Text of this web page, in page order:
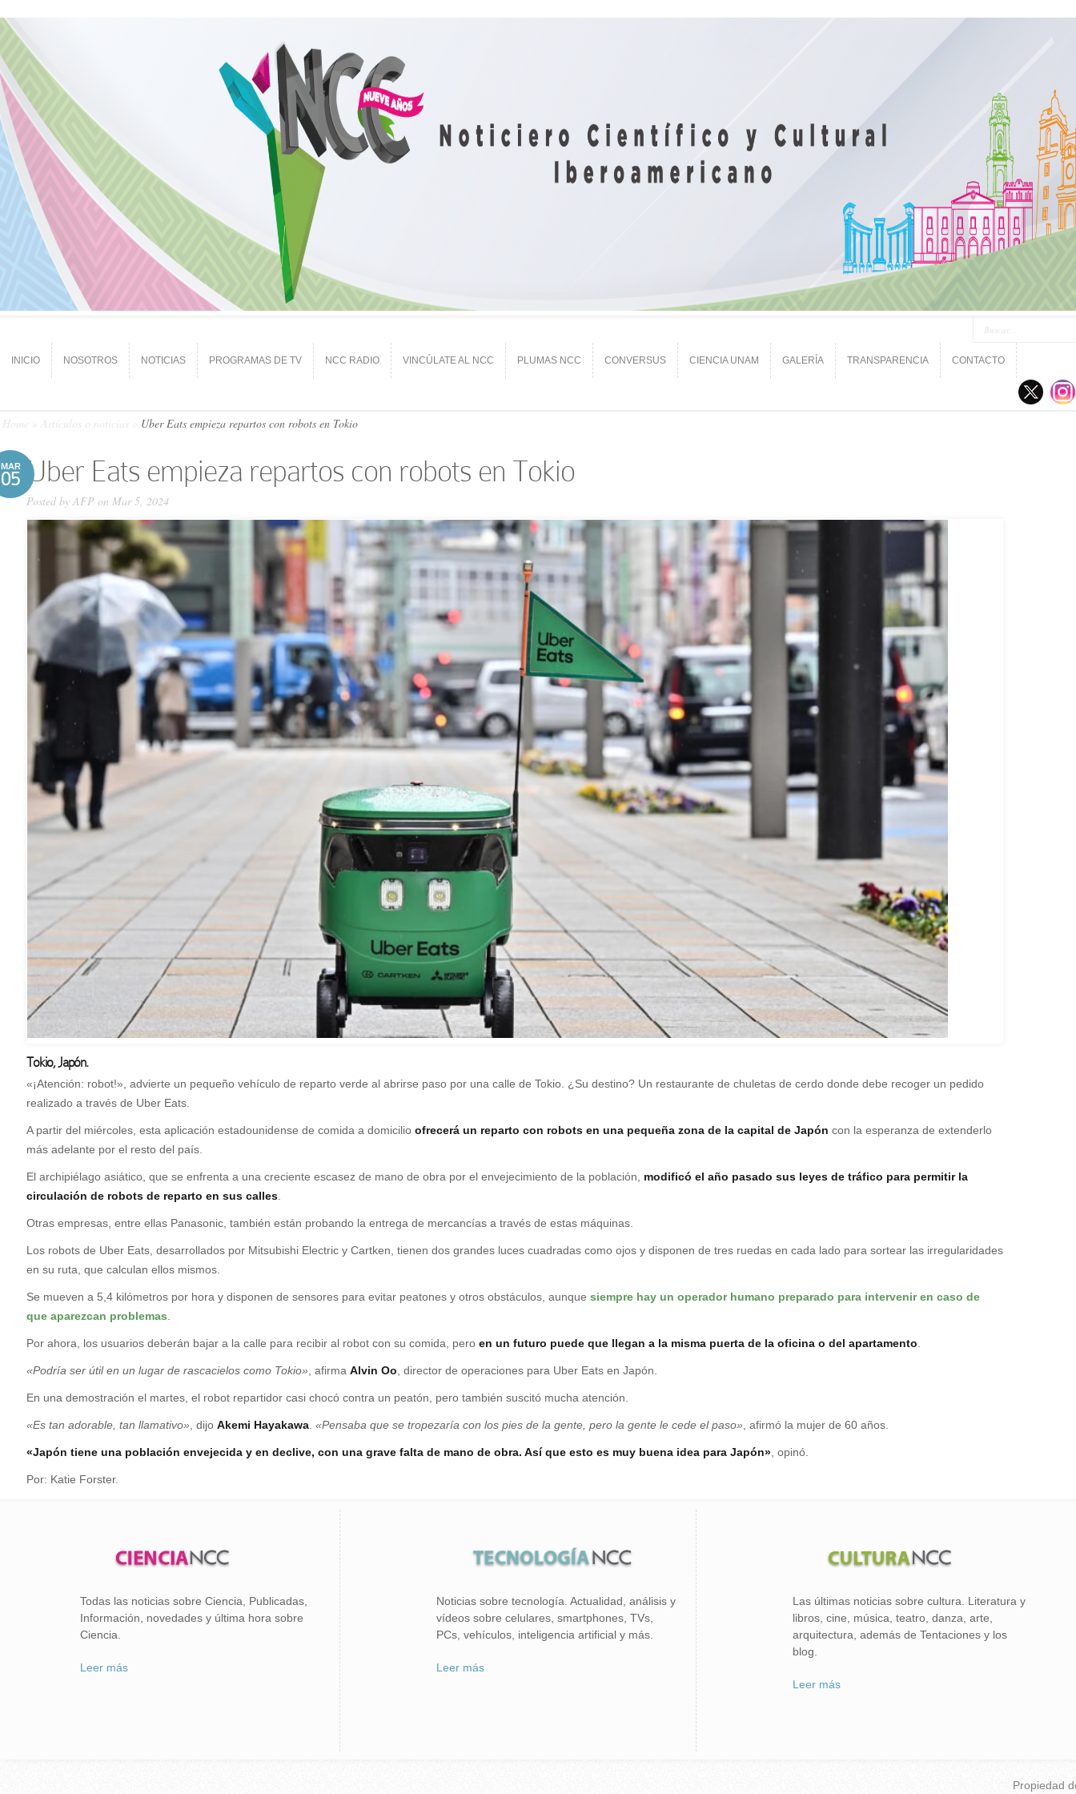
INICIO NOSOTROS NOTICIAS PROGRAMAS DE TV NCC RADIO VINCÚLATE AL NCC PLUMAS NCC CONVERSUS CIENCIA UNAM GALERÍA TRANSPARENCIA CONTACTO
Home Artículos o noticias Uber Eats empieza repartos con robots en Tokio
MAR
05 Uber Eats empieza repartos con robots en Tokio
Posted by AFP on Mar 5, 2024
Tokio, Japón.
«¡Atención: robot!», advierte un pequeño vehículo de reparto verde al abrirse paso por una calle de Tokio. ¿Su destino? Un restaurante de chuletas de cerdo donde debe recoger un pedido
realizado a través de Uber Eats.
A partir del miércoles, esta aplicación estadounidense de comida a domicilio ofrecerá un reparto con robots en una pequeña zona de la capital de Japón con la esperanza de extenderlo
más adelante por el resto del país.
El archipiélago asiático, que se enfrenta a una creciente escasez de mano de obra por el envejecimiento de la población,
modificó el año pasado sus leyes de tráfico para permitir la
circulación de robots de reparto en sus calles
Otras empresas, entre ellas Panasonic, también están probando la entrega de mercancías a través de estas máquinas.
Los robots de Uber Eats, desarrollados por Mitsubishi Electric y Cartken, tienen dos grandes luces cuadradas como ojos y disponen de tres ruedas en cada lado para sortear las irregularidades
en su ruta, que calculan ellos mismos.
Se mueven a 5,4 kilómetros por hora y disponen de sensores para evitar peatones y otros obstáculos, aunque siempre hay un operador humano preparado para intervenir en caso de
que aparezcan problemas
Por ahora, los usuarios deberán bajar a la calle para recibir al robot con su comida, pero en un futuro puede que llegan a la misma puerta de la oficina o del apartamento
«Podría ser útil en un lugar de rascacielos como Tokio» , afirma Alvin Oo , director de operaciones para Uber Eats en Japón.
En una demostración el martes, el robot repartidor casi chocó contra un peatón, pero también suscitó mucha atención.
«Es tan adorable, tan llamativo» , dijo Akemi Hayakawa «Pensaba que se tropezaría con los pies de la gente, pero la gente le cede el paso» , afirmó la mujer de 60 años.
«Japón tiene una población envejecida y en declive, con una grave falta de mano de obra. Así que esto es muy buena idea para Japón» , opinó.
Por: Katie Forster.
Todas las noticias sobre Ciencia, Publicadas,
Información, novedades y última hora sobre
Ciencia.
Leer más
Noticias sobre tecnología. Actualidad, análisis y
vídeos sobre celulares, smartphones, TVs,
PCs, vehículos, inteligencia artificial y más.
Leer más
Las últimas noticias sobre cultura. Literatura y
libros, cine, música, teatro, danza, arte,
arquitectura, además de Tentaciones y los
blog.
Leer más
Propiedad